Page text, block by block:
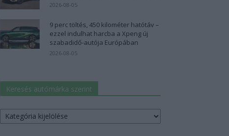
2026-08-05
9 perc töltés, 450 kilométer hatótáv –
ezzel indulhat harcba a Xpeng új
szabadidő-autója Európában
2026-08-05
Keresés autómárka szerint
Keresés
autómárka